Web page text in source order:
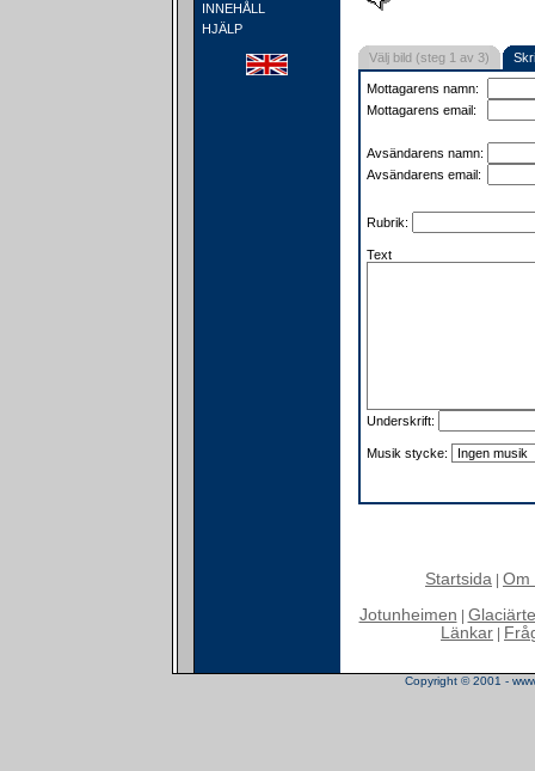
INNEHÅLL
HJÄLP
Välj bild (steg 1 av 3)
Mottagarens namn:
Mottagarens email:
Avsändarens namn:
Avsändarens email:
Rubrik:
Text
Underskrift:
Musik stycke:
Startsida Om
Jotunheimen
Länkar
Copyright © 2001 -